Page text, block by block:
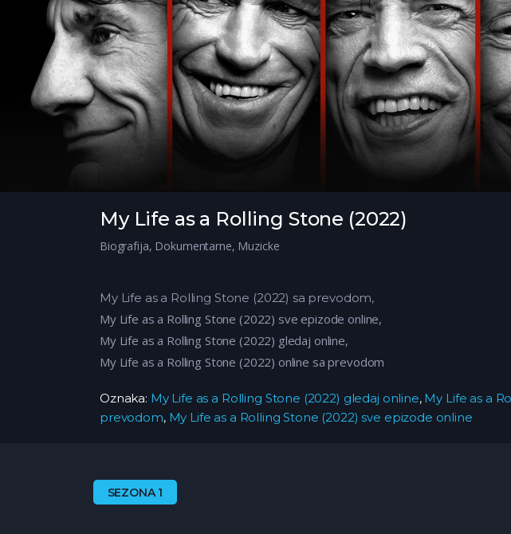
My Life as a Rolling Stone (2022)
Biografija, Dokumentarne, Muzicke
My Life as a Rolling Stone (2022) sa prevodom,
My Life as a Rolling Stone (2022) sve epizode online,
My Life as a Rolling Stone (2022) gledaj online,
My Life as a Rolling Stone (2022) online sa prevodom
Oznaka: My Life as a Rolling Stone (2022) gledaj online, My Life as a
prevodom, My Life as a Rolling Stone (2022) sve epizode online
SEZONA 1